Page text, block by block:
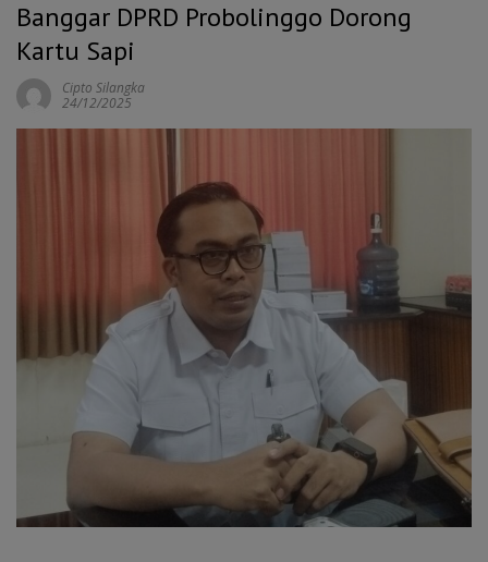
Banggar DPRD Probolinggo Dorong
Kartu Sapi
Cipto Silangka
24/12/2025